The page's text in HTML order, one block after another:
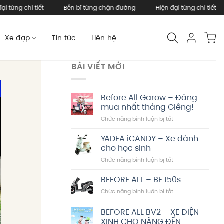
tiết Bền bỉ từng chặn đường Hiện đại từng chi tiết Bền
Xe đạp Tin tức Liên hệ
BÀI VIẾT MỚI
Before All Garow – Đáng
mua nhất tháng Giêng!
Chức năng bình luận bị tắtở
All
Garow
Đáng
nhất
Giêng!
YADEA iCANDY – Xe dành
cho học sinh
Chức năng bình luận bị tắtở
iCANDY
–
Xe
cho
học
BEFORE ALL – BF 150s
Chức năng bình luận bị tắtở
ALL
–
BEFORE ALL BV2 – XE ĐIỆN
XINH CHO NÀNG ĐẾN